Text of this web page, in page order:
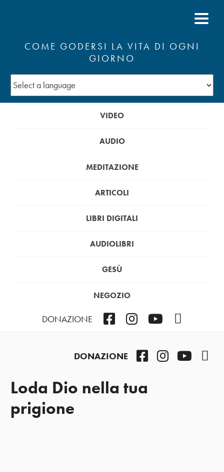
COME GODERSI LA VITA DI OGNI
GIORNO
VIDEO
AUDIO
MEDITAZIONE
ARTICOLI
LIBRI DIGITALI
AUDIOLIBRI
GESÙ
NEGOZIO
DONAZIONE FacebookInstagram
DONAZIONE Facebook
Instagram
Loda Dio nella tua
prigione